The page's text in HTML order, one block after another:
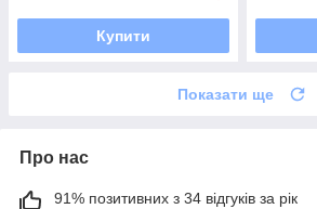
Купити
Показати ще
Про нас
91% позитивних з 34 відгуків за рік